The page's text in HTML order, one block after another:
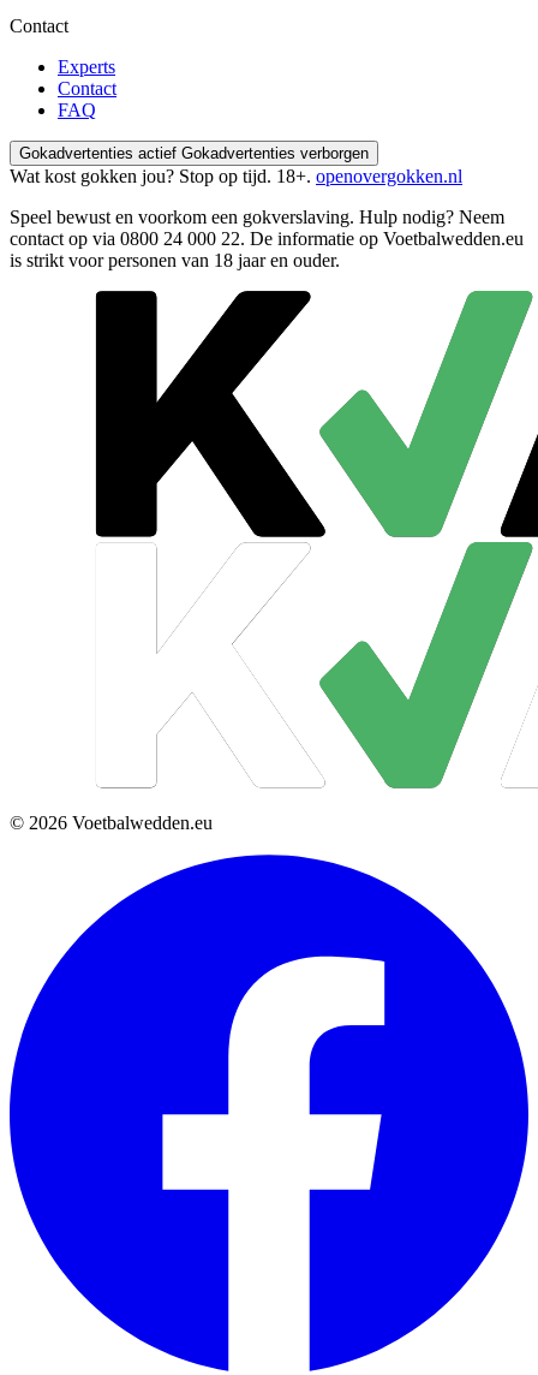
Contact
Experts
Contact
FAQ
Gokadvertenties actief Gokadvertenties verborgen
Wat kost gokken jou? Stop op tijd. 18+. openovergokken.nl
Speel bewust en voorkom een gokverslaving. Hulp nodig? Neem
contact op via 0800 24 000 22. De informatie op Voetbalwedden.eu
is strikt voor personen van 18 jaar en ouder.
© 2026 Voetbalwedden.eu